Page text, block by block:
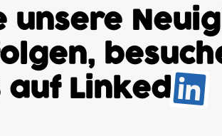
unsere
auf Linked.